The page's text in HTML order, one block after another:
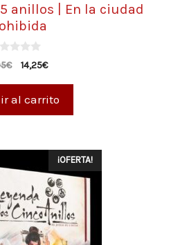
anillos | En la ciudad
€ 14,25€
al carrito
¡OFERTA!